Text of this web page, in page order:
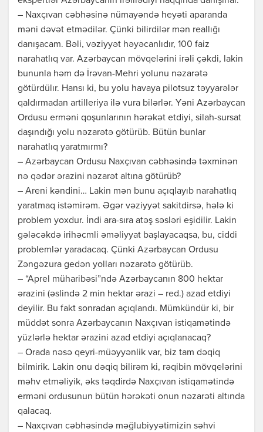
– Naxçıvan cəbhəsinə nümayəndə heyəti aparanda
məni dəvət etmədilər. Çünki bilirdilər mən reallığı
danışacam. Bəli, vəziyyət həyəcanlıdır, 100 faiz
narahatlıq var. Azərbaycan mövqelərini irəli çəkdi, lakin
bununla həm də İrəvan-Mehri yolunu nəzarətə
götürdülır. Hansı ki, bu yolu havaya pilotsuz təyyarələr
qaldırmadan artilleriya ilə vura bilərlər. Yəni Azərbaycan
Ordusu erməni qoşunlarının hərəkət etdiyi, silah-sursat
daşındığı yolu nəzarətə götürüb. Bütün bunlar
narahatlıq yaratmırmı?
– Azərbaycan Ordusu Naxçıvan cəbhəsində təxminən
nə qədər ərazini nəzarət altına götürüb?
– Areni kəndini… Lakin mən bunu açıqlayıb narahatlıq
yaratmaq istəmirəm. Əgər vəziyyət sakitdirsə, hələ ki
problem yoxdur. İndi ara-sıra atəş səsləri eşidilir. Lakin
gələcəkdə irihəcmli əməliyyat başlayacaqsa, bu, ciddi
problemlər yaradacaq. Çünki Azərbaycan Ordusu
Zəngəzura gedən yolları nəzarətə götürüb.
– “Aprel müharibəsi”ndə Azərbaycanın 800 hektar
ərazini (əslində 2 min hektar ərazi – red.) azad etdiyi
deyilir. Bu fakt sonradan açıqlandı. Mümkündür ki, bir
müddət sonra Azərbaycanın Naxçıvan istiqamətində
yüzlərlə hektar ərazini azad etdiyi açıqlanacaq?
– Orada nəsə qeyri-müəyyənlik var, biz tam dəqiq
bilmirik. Lakin onu dəqiq bilirəm ki, rəqibin mövqelərini
məhv etməliyik, əks təqdirdə Naxçıvan istiqamətində
erməni ordusunun bütün hərəkəti onun nəzarəti altında
qalacaq.
– Naxçıvan cəbhəsində məğlubiyyətimizin səhvi